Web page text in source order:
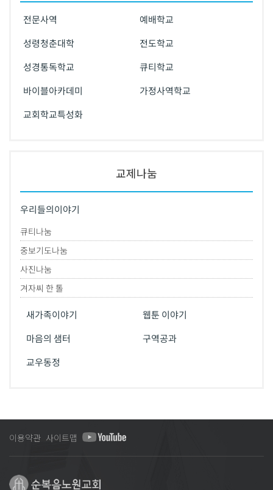
전문사역
예배학교
성령청춘대학
전도학교
성경통독학교
큐티학교
바이블아카데미
가정사역학교
교회학교특성화
교제나눔
우리들의이야기
큐티나눔
중보기도나눔
사진나눔
겨자씨 한 톨
새가족이야기
웹툰 이야기
마음의 샘터
구역공과
교우동정
이용약관 사이트맵